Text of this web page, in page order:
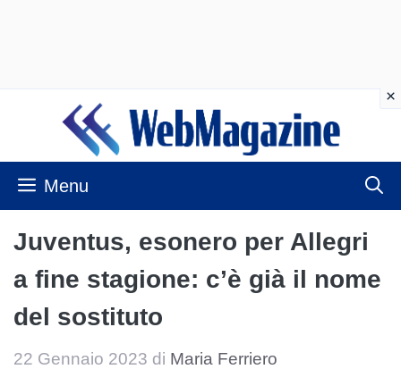
contenuto
Menu
Juventus, esonero per Allegri
a fine stagione: c’è già il nome
del sostituto
22 Gennaio 2023 di Maria Ferriero